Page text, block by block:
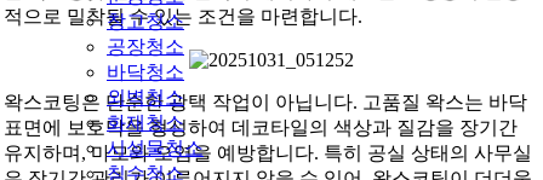
창고청소
공장청소
바닥청소
외벽청소
화재청소
시설물청소
침수청소
적으로 밀착될 수 있는 조건을 마련합니다.
왁스코팅은 단순한 광택 작업이 아닙니다. 고품질 왁스는 바닥
표면에 보호막을 형성하여 데코타일의 색상과 질감을 장기간
유지하며, 마모와 오염을 예방합니다. 특히 공실 상태의 사무실